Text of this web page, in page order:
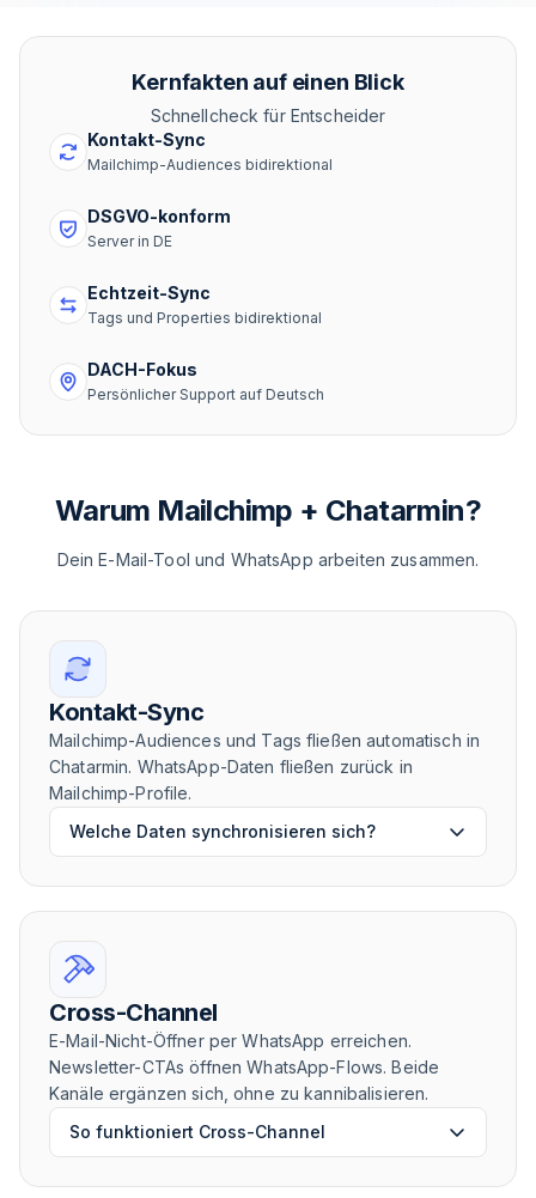
Kernfakten auf einen Blick
Schnellcheck für Entscheider
Kontakt-Sync
Mailchimp-Audiences bidirektional
DSGVO-konform
Server in DE
Echtzeit-Sync
Tags und Properties bidirektional
DACH-Fokus
Persönlicher Support auf Deutsch
Warum Mailchimp + Chatarmin?
Dein E-Mail-Tool und WhatsApp arbeiten zusammen.
Kontakt-Sync
Mailchimp-Audiences und Tags fließen automatisch in
Chatarmin. WhatsApp-Daten fließen zurück in
Mailchimp-Profile.
Welche Daten synchronisieren sich?
Cross-Channel
E-Mail-Nicht-Öffner per WhatsApp erreichen.
Newsletter-CTAs öffnen WhatsApp-Flows. Beide
Kanäle ergänzen sich, ohne zu kannibalisieren.
So funktioniert Cross-Channel